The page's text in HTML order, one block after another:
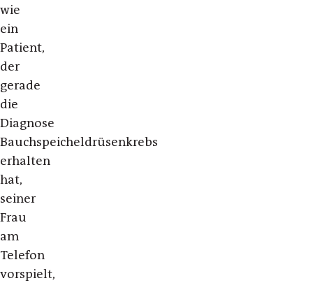
wie
ein
Patient,
der
gerade
die
Diagnose
Bauchspeicheldrüsenkrebs
erhalten
hat,
seiner
Frau
am
Telefon
vorspielt,